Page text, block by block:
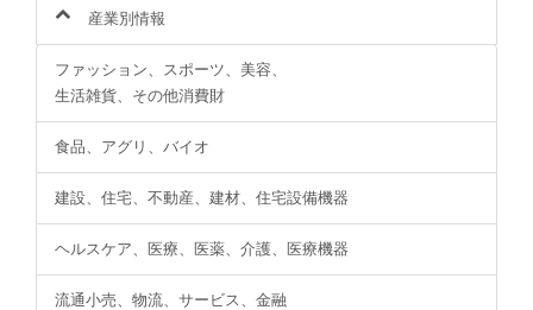
産業別情報
ファッション、スポーツ、美容、
生活雑貨、その他消費財
食品、アグリ、バイオ
建設、住宅、不動産、建材、住宅設備機器
ヘルスケア、医療、医薬、介護、医療機器
流通小売、物流、サービス、金融